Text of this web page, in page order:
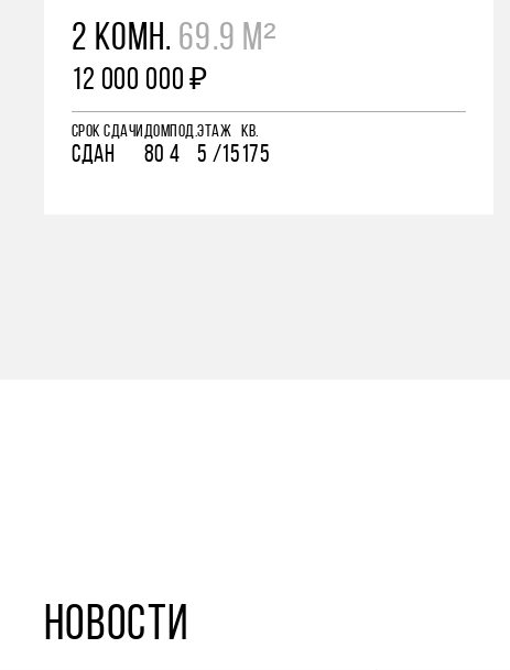
2 КОМН. 69.9 М²
12 000 000 ₽
СРОК СДАЧИ
СДАН
ДОМ
80
ПОД.
4
ЭТАЖ
5 /15
КВ.
175
НОВОСТИ